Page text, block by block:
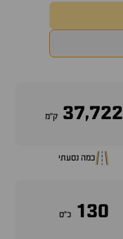
37,722 ק״מ
כמה נסעתי
130 כ״ס